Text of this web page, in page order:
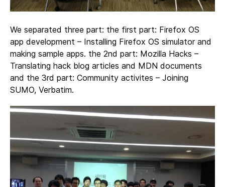
We separated three part: the first part: Firefox OS
app development – Installing Firefox OS simulator and
making sample apps. the 2nd part: Mozilla Hacks –
Translating hack blog articles and MDN documents
and the 3rd part: Community activites – Joining
SUMO, Verbatim.